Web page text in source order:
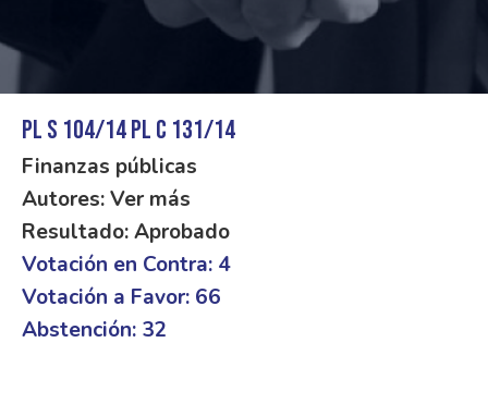
PL S 104/14 PL C 131/14
Finanzas públicas
Autores: Ver más
Resultado: Aprobado
Votación en Contra: 4
Votación a Favor: 66
Abstención: 32